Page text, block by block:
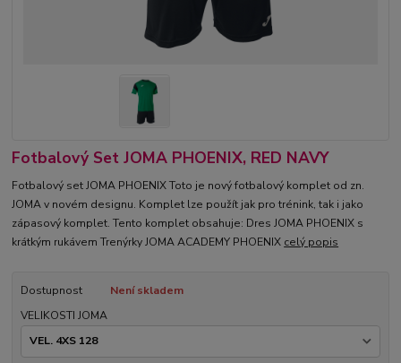
Fotbalový Set JOMA PHOENIX, RED NAVY
Fotbalový set JOMA PHOENIX Toto je nový fotbalový komplet od zn.
JOMA v novém designu. Komplet lze použít jak pro trénink, tak i jako
zápasový komplet. Tento komplet obsahuje: Dres JOMA PHOENIX s
krátkým rukávem Trenýrky JOMA ACADEMY PHOENIX celý popis
Dostupnost
Není skladem
VELIKOSTI JOMA